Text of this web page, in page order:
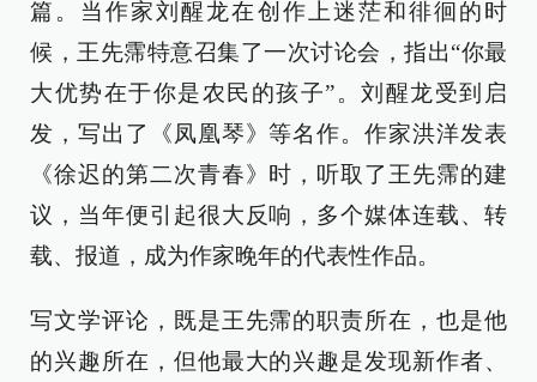
篇。当作家刘醒龙在创作上迷茫和徘徊的时
候，王先霈特意召集了一次讨论会，指出“你最
大优势在于你是农民的孩子”。刘醒龙受到启
发，写出了《凤凰琴》等名作。作家洪洋发表
《徐迟的第二次青春》时，听取了王先霈的建
议，当年便引起很大反响，多个媒体连载、转
载、报道，成为作家晚年的代表性作品。
写文学评论，既是王先霈的职责所在，也是他
的兴趣所在，但他最大的兴趣是发现新作者、